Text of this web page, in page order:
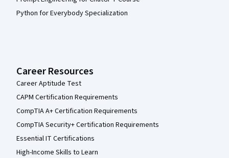
Python for Everybody Specialization
Career Resources
Career Aptitude Test
CAPM Certification Requirements
CompTIA A+ Certification Requirements
CompTIA Security+ Certification Requirements
Essential IT Certifications
High-Income Skills to Learn